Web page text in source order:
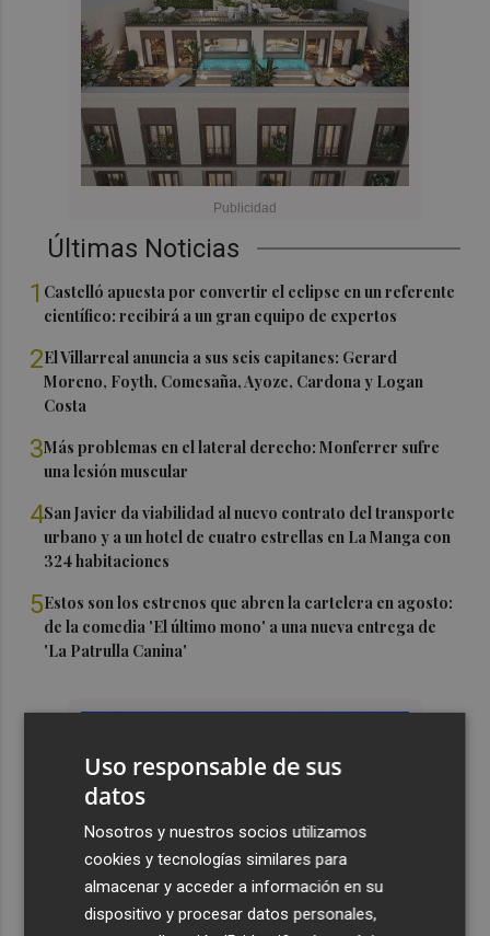
Últimas Noticias
1 Castelló apuesta por convertir el eclipse en un referente
científico: recibirá a un gran equipo de expertos
2El Villarreal anuncia a sus seis capitanes: Gerard
Moreno, Foyth, Comesaña, Ayoze, Cardona y Logan
Costa
3Más problemas en el lateral derecho: Monferrer sufre
una lesión muscular
4San Javier da viabilidad al nuevo contrato del transporte
urbano y a un hotel de cuatro estrellas en La Manga con
324 habitaciones
5Estos son los estrenos que abren la cartelera en agosto:
de la comedia 'El último mono' a una nueva entrega de
'La Patrulla Canina'
Uso responsable de sus
datos
Nosotros y nuestros socios utilizamos
cookies y tecnologías similares para
almacenar y acceder a información en su
dispositivo y procesar datos personales,